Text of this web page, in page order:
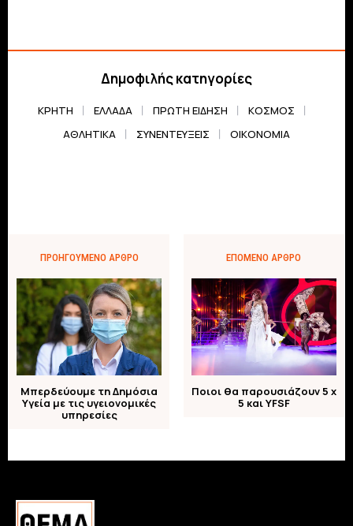
Δημοφιλής κατηγορίες
ΚΡΗΤΗ ΕΛΛΆΔΑ ΠΡΏΤΗ ΕΊΔΗΣΗ
ΚΌΣΜΟΣ
ΑΘΛΗΤΙΚΆ
ΣΥΝΕΝΤΕΎΞΕΙΣ ΟΙΚΟΝΟΜΊΑ
ΠΡΟΗΓΟΎΜΕΝΟ ΆΡΘΡΟ
Μπερδεύουμε τη Δημόσια
Υγεία με τις υγειονομικές
υπηρεσίες
ΕΠΌΜΕΝΟ ΆΡΘΡΟ
Ποιοι θα παρουσιάζουν 5 x
5 και YFSF